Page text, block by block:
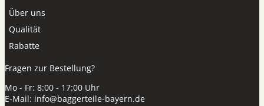
Über uns
Qualität
Rabatte
Fragen zur Bestellung?
Mo - Fr: 8:00 - 17:00 Uhr
E-Mail: info@baggerteile-bayern.de